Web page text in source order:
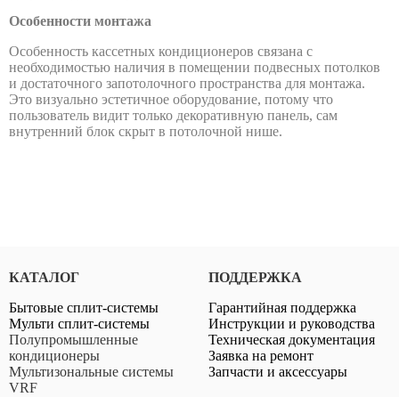
Особенности монтажа
Особенность кассетных кондиционеров связана с
необходимостью наличия в помещении подвесных потолков
и достаточного запотолочного пространства для монтажа.
Это визуально эстетичное оборудование, потому что
пользователь видит только декоративную панель, сам
внутренний блок скрыт в потолочной нише.
КАТАЛОГ
Бытовые сплит-системы
Мульти сплит-системы
Полупромышленные
кондиционеры
Мультизональные системы
VRF
ПОДДЕРЖКА
Гарантийная поддержка
Инструкции и руководства
Техническая документация
Заявка на ремонт
Запчасти и аксессуары
•
•
•
•